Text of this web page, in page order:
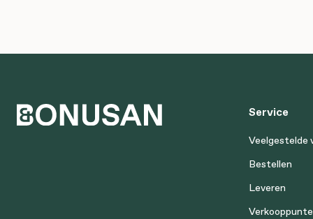
Service
Veelgestelde
Bestellen
Leveren